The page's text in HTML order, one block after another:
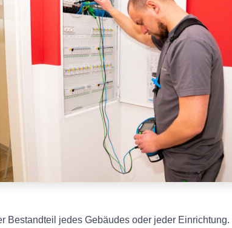
Bestandteil jedes Gebäudes oder jeder